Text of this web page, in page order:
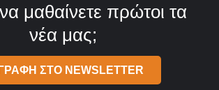
μαθαίνετε πρώτοι τα
νέα μας;
ΣΤΟ NEWSLETTER